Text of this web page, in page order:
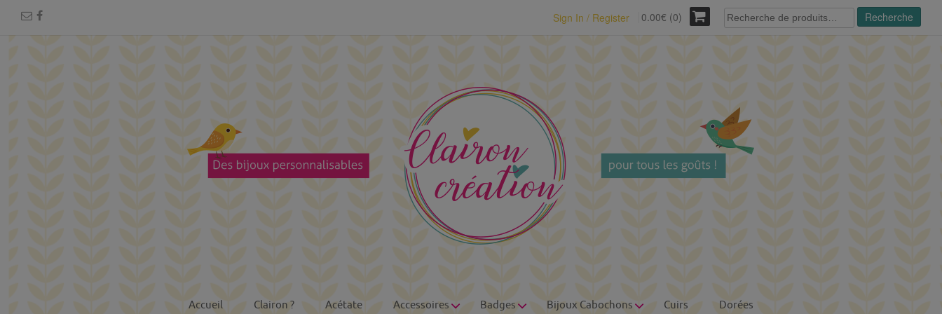
Sign In / Register 0.00€ (0)
Recherche
pour :
Recherche
Accueil Clairon ? Acétate Accessoires Badges Bijoux Cabochons Cuirs Dorées